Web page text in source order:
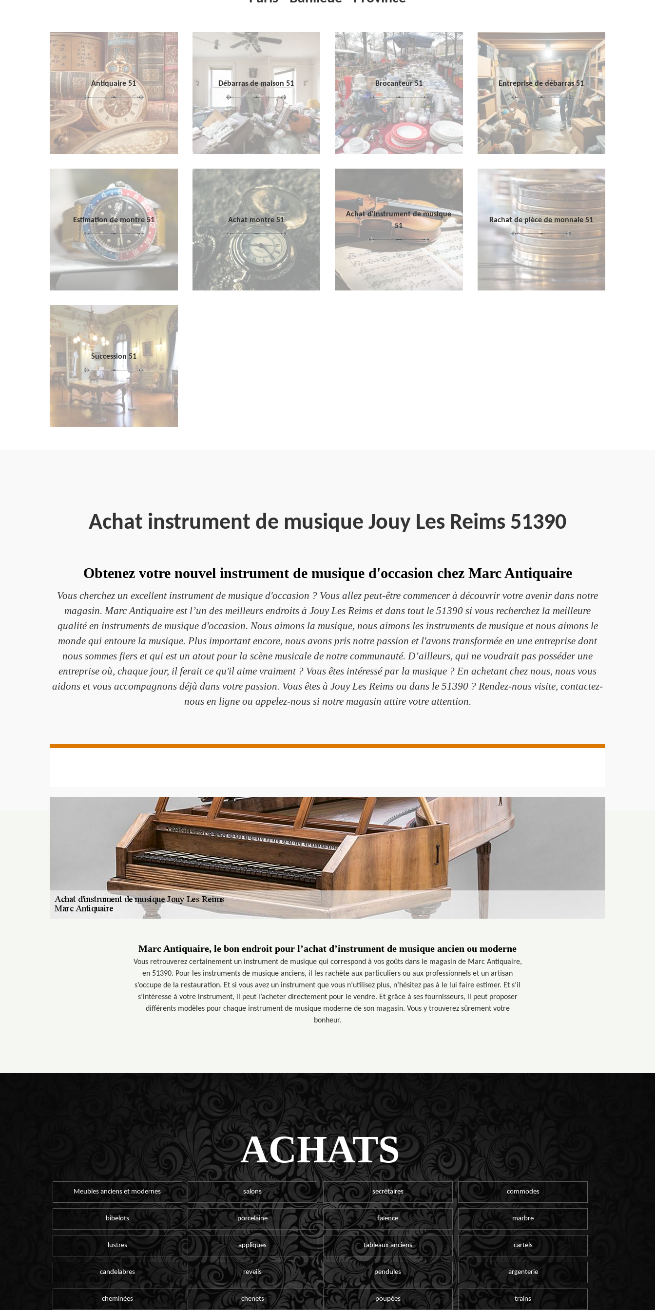
Antiquaire 51 Débarras de maison 51 Brocanteur 51 Entreprise de débarras 51
Estimation de montre 51 Achat montre 51
Achat d'instrument de musique
51
Rachat de pièce de monnaie 51
Succession 51
Achat instrument de musique Jouy Les Reims 51390
Obtenez votre nouvel instrument de musique d'occasion chez Marc Antiquaire
Vous cherchez un excellent instrument de musique d'occasion ? Vous allez peut-être commencer à découvrir votre avenir dans notre
magasin. Marc Antiquaire est l’un des meilleurs endroits à Jouy Les Reims et dans tout le 51390 si vous recherchez la meilleure
qualité en instruments de musique d'occasion. Nous aimons la musique, nous aimons les instruments de musique et nous aimons le
monde qui entoure la musique. Plus important encore, nous avons pris notre passion et l'avons transformée en une entreprise dont
nous sommes fiers et qui est un atout pour la scène musicale de notre communauté. D’ailleurs, qui ne voudrait pas posséder une
entreprise où, chaque jour, il ferait ce qu'il aime vraiment ? Vous êtes intéressé par la musique ? En achetant chez nous, nous vous
aidons et vous accompagnons déjà dans votre passion. Vous êtes à Jouy Les Reims ou dans le 51390 ? Rendez-nous visite, contactez-
nous en ligne ou appelez-nous si notre magasin attire votre attention.
Marc Antiquaire, le bon endroit pour l’achat d’instrument de musique ancien ou moderne
Vous retrouverez certainement un instrument de musique qui correspond à vos goûts dans le magasin de Marc Antiquaire,
en 51390. Pour les instruments de musique anciens, il les rachète aux particuliers ou aux professionnels et un artisan
s’occupe de la restauration. Et si vous avez un instrument que vous n’utilisez plus, n’hésitez pas à le lui faire estimer. Et s’il
s’intéresse à votre instrument, il peut l’acheter directement pour le vendre. Et grâce à ses fournisseurs, il peut proposer
différents modèles pour chaque instrument de musique moderne de son magasin. Vous y trouverez sûrement votre
bonheur.
ACHATS
Meubles anciens et modernes salons secrétaires commodes
bibelots porcelaine faïence marbre
lustres appliques tableaux anciens cartels
candelabres reveils pendules argenterie
cheminées chenets poupées trains